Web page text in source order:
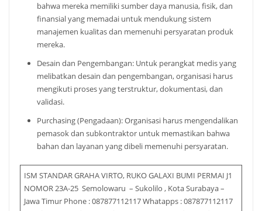
bahwa mereka memiliki sumber daya manusia, fisik, dan
finansial yang memadai untuk mendukung sistem
manajemen kualitas dan memenuhi persyaratan produk
mereka.
Desain dan Pengembangan: Untuk perangkat medis yang
melibatkan desain dan pengembangan, organisasi harus
mengikuti proses yang terstruktur, dokumentasi, dan
validasi.
Purchasing (Pengadaan): Organisasi harus mengendalikan
pemasok dan subkontraktor untuk memastikan bahwa
bahan dan layanan yang dibeli memenuhi persyaratan.
ISM STANDAR GRAHA VIRTO, RUKO GALAXI BUMI PERMAI J1
NOMOR 23A-25 Semolowaru – Sukolilo , Kota Surabaya –
Jawa Timur Phone : 087877112117 Whatapps : 087877112117